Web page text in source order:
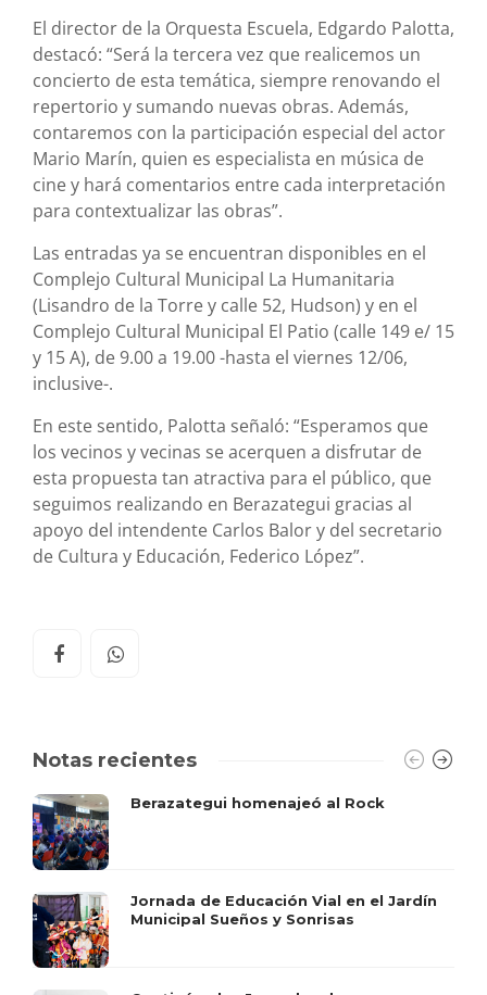
El director de la Orquesta Escuela, Edgardo Palotta,
destacó: “Será la tercera vez que realicemos un
concierto de esta temática, siempre renovando el
repertorio y sumando nuevas obras. Además,
contaremos con la participación especial del actor
Mario Marín, quien es especialista en música de
cine y hará comentarios entre cada interpretación
para contextualizar las obras”.
Las entradas ya se encuentran disponibles en el
Complejo Cultural Municipal La Humanitaria
(Lisandro de la Torre y calle 52, Hudson) y en el
Complejo Cultural Municipal El Patio (calle 149 e/ 15
y 15 A), de 9.00 a 19.00 -hasta el viernes 12/06,
inclusive-.
En este sentido, Palotta señaló: “Esperamos que
los vecinos y vecinas se acerquen a disfrutar de
esta propuesta tan atractiva para el público, que
seguimos realizando en Berazategui gracias al
apoyo del intendente Carlos Balor y del secretario
de Cultura y Educación, Federico López”.
Notas recientes
Berazategui homenajeó al Rock
Jornada de Educación Vial en el Jardín
Municipal Sueños y Sonrisas